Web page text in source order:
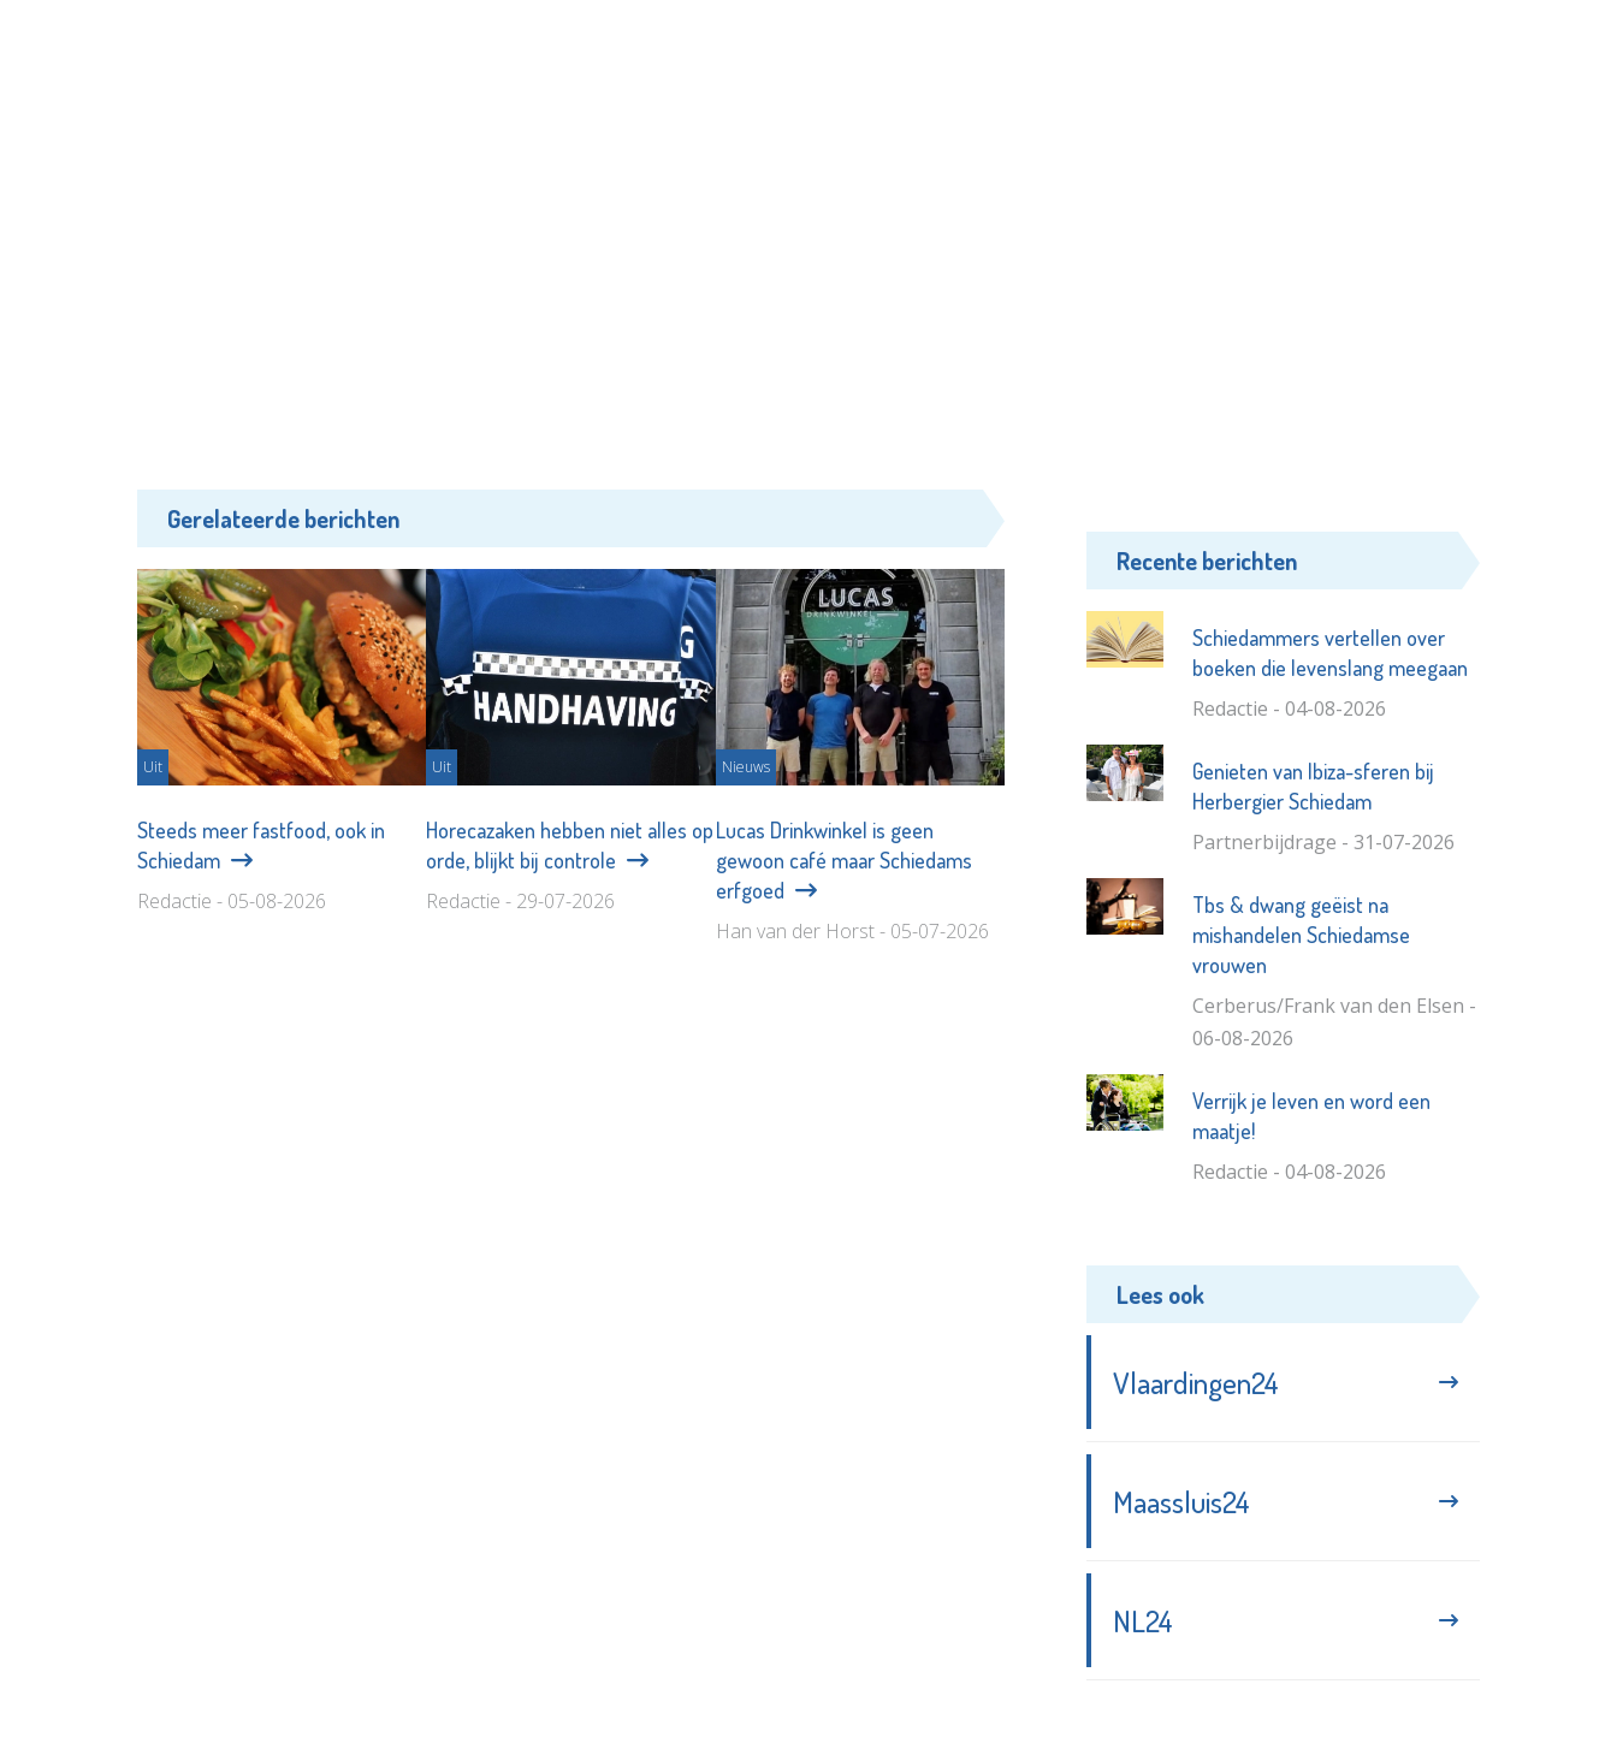
Gerelateerde berichten
Uit
Steeds meer fastfood, ook in
Schiedam
Redactie - 05-08-2026
Uit
Horecazaken hebben niet alles op
orde, blijkt bij controle
Redactie - 29-07-2026
Nieuws
Lucas Drinkwinkel is geen
gewoon café maar Schiedams
erfgoed
Han van der Horst - 05-07-2026
Recente berichten
Schiedammers vertellen over
boeken die levenslang meegaan
Redactie - 04-08-2026
Genieten van Ibiza-sferen bij
Herbergier Schiedam
Partnerbijdrage - 31-07-2026
Tbs & dwang geëist na
mishandelen Schiedamse
vrouwen
Cerberus/Frank van den Elsen -
06-08-2026
Verrijk je leven en word een
maatje!
Redactie - 04-08-2026
Lees ook
Vlaardingen24
Maassluis24
NL24